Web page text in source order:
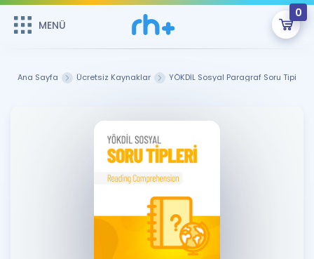
MENÜ
0
Şifremi Hatırlamıyorum
GİRİŞ YAP
ÜYE DEĞİLİM
Remzi Hoca ile seni sınava hazırlayacak onlarca eğitim seni
bekliyor!
MENÜ
Çalışma Paketleri
Kitaplar ve Kaynaklar
Ana Sayfa Ücretsiz Kaynaklar YÖKDİL Sosyal Paragraf Soru Tipi